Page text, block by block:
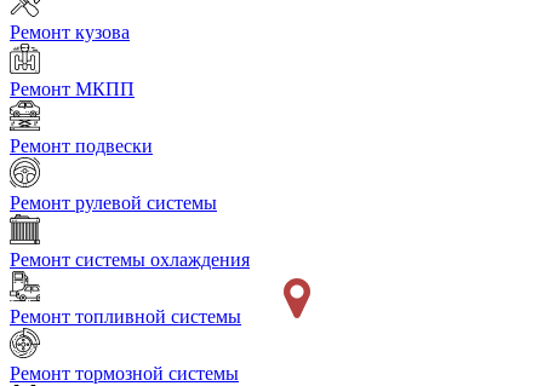
Ремонт кузова
Ремонт МКПП
Ремонт подвески
Ремонт рулевой системы
Ремонт системы охлаждения
Ремонт топливной системы
Ремонт тормозной системы